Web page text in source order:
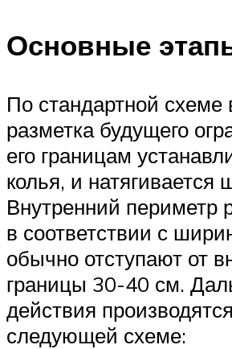
Основные
По стандартной схеме
разметка будущего
его границам
колья, и натягивается
Внутренний периметр
в соответствии с
обычно отступают от
границы 30-40 см.
действия
следующей схеме: